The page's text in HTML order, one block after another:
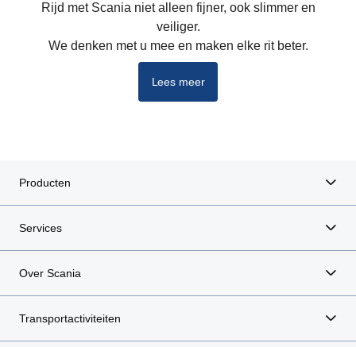
Rijd met Scania niet alleen fijner, ook slimmer en
veiliger.
We denken met u mee en maken elke rit beter.
Lees meer
Producten
Services
Over Scania
Transportactiviteiten